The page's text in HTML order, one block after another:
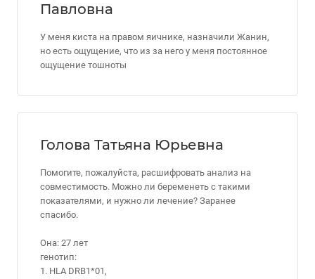
Павловна
У меня киста на правом яичнике, назначили Жанин,
но есть ощущение, что из за него у меня постоянное
ощущение тошноты
Голова Татьяна Юрьевна
Помогите, пожалуйста, расшифровать анализ на
совместимость. Можно ли беременеть с такими
показателями, и нужно ли лечение? Заранее
спасибо.
Она: 27 лет
генотип:
1. HLA DRB1*01,